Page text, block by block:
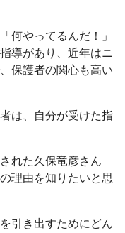
何やってるんだ！」
導があり、近年はニ
保護者の関心も高い
は、自分が受けた指
れた久保竜彦さん
理由を知りたいと思
引き出すためにどん